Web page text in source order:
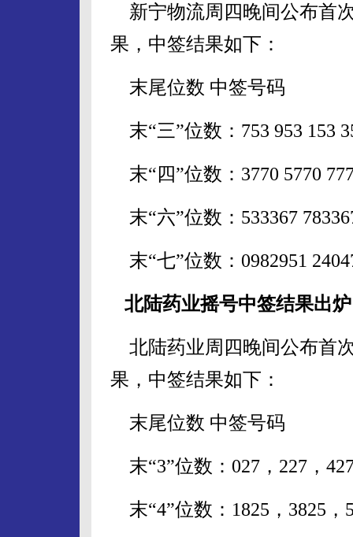
新宁物流周四晚间公布首
果，中签结果如下：
末尾位数 中签号码
末“三”位数：753 953 153
末“四”位数：3770 5770
末“六”位数：533367
末“七”位数：0982951
北陆药业摇号中签结果出
北陆药业周四晚间公布首
果，中签结果如下：
末尾位数 中签号码
末“3”位数：027，227，
末“4”位数：1825，3825，